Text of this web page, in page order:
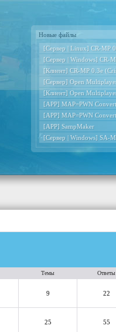
Новые файлы
[Сервер | Linux] CR-MP
[Сервер | Windows] CR-
[Клиент] CR-MP 0.3e
[Сервер] Open
[Клиент] Open
[APP] MAP=PWN
[APP] MAP=PWN
[APP] SampMaker
[Сервер | Windows] SA-
Темы Ответы
9 22
25 55